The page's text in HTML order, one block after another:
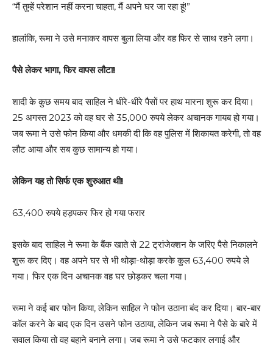
“मैं तुम्हें परेशान नहीं करना चाहता, मैं अपने घर जा रहा हूं!”
हालांकि, रूमा ने उसे मनाकर वापस बुला लिया और वह फिर से साथ रहने लगा।
पैसे लेकर भागा, फिर वापस लौटा!
शादी के कुछ समय बाद साहिल ने धीरे-धीरे पैसों पर हाथ मारना शुरू कर दिया।
25 अगस्त 2023 को वह घर से 35,000 रुपये लेकर अचानक गायब हो गया।
जब रूमा ने उसे फोन किया और धमकी दी कि वह पुलिस में शिकायत करेगी, तो वह
लौट आया और सब कुछ सामान्य हो गया।
लेकिन यह तो सिर्फ एक शुरुआत थी!
63,400 रुपये हड़पकर फिर हो गया फरार
इसके बाद साहिल ने रूमा के बैंक खाते से 22 ट्रांजेक्शन के जरिए पैसे निकालने
शुरू कर दिए। वह अपने घर से भी थोड़ा-थोड़ा करके कुल 63,400 रुपये ले
गया। फिर एक दिन अचानक वह घर छोड़कर चला गया।
रूमा ने कई बार फोन किया, लेकिन साहिल ने फोन उठाना बंद कर दिया। बार-बार
कॉल करने के बाद एक दिन उसने फोन उठाया, लेकिन जब रूमा ने पैसे के बारे में
सवाल किया तो वह बहाने बनाने लगा। जब रूमा ने उसे फटकार लगाई और